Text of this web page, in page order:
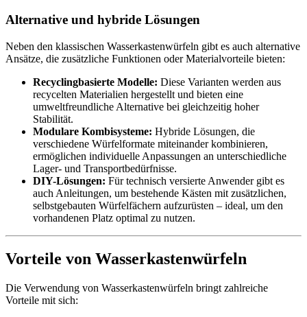
Alternative und hybride Lösungen
Neben den klassischen Wasserkastenwürfeln gibt es auch alternative
Ansätze, die zusätzliche Funktionen oder Materialvorteile bieten:
Recyclingbasierte Modelle: Diese Varianten werden aus
recycelten Materialien hergestellt und bieten eine
umweltfreundliche Alternative bei gleichzeitig hoher
Stabilität.
Modulare Kombisysteme: Hybride Lösungen, die
verschiedene Würfelformate miteinander kombinieren,
ermöglichen individuelle Anpassungen an unterschiedliche
Lager- und Transportbedürfnisse.
DIY-Lösungen: Für technisch versierte Anwender gibt es
auch Anleitungen, um bestehende Kästen mit zusätzlichen,
selbstgebauten Würfelfächern aufzurüsten – ideal, um den
vorhandenen Platz optimal zu nutzen.
Vorteile von Wasserkastenwürfeln
Die Verwendung von Wasserkastenwürfeln bringt zahlreiche
Vorteile mit sich: